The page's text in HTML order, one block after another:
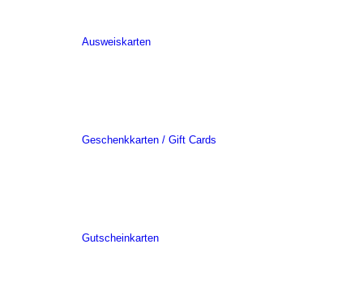
Ausweiskarten
Geschenkkarten / Gift Cards
Gutscheinkarten